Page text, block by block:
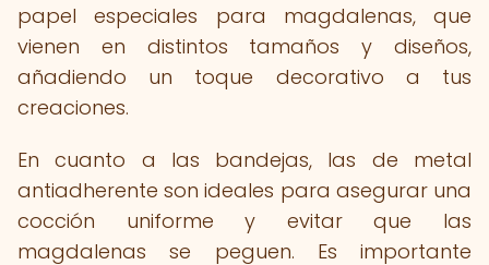
papel especiales para magdalenas, que
vienen en distintos tamaños y diseños,
añadiendo un toque decorativo a tus
creaciones.
En cuanto a las bandejas, las de metal
antiadherente son ideales para asegurar una
cocción uniforme y evitar que las
magdalenas se peguen. Es importante